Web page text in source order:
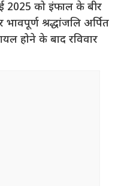
2025 को इंफाल के बीर
भावपूर्ण श्रद्धांजलि अर्पित
होने के बाद रविवार